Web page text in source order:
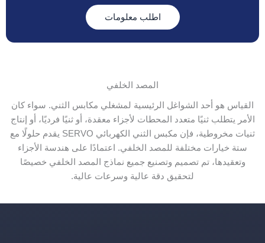
اطلب معلومات
المصد الخلفي
القياس هو أحد الشواغل الرئيسية لمشغلي مكابس الثني. سواء كان
الأمر يتطلب ثنيًا متعدد المحطات لأجزاء معقدة، أو ثنيًا فرديًا، أو إنتاج
ثنيات مخروطية، فإن مكبس الثني الكهربائي SERVO يقدم حلولًا مع
ستة خيارات مختلفة للمصد الخلفي. اعتمادًا على هندسة الأجزاء
وتعقيدها، تم تصميم وتصنيع جميع نماذج المصد الخلفي خصيصًا
لتحقيق دقة عالية وسرعات عالية.